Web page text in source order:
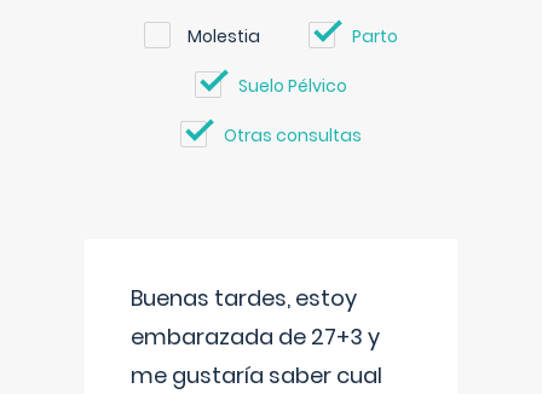
Molestia Parto
Suelo Pélvico
Otras consultas
Buenas tardes, estoy
embarazada de 27+3 y
me gustaría saber cual